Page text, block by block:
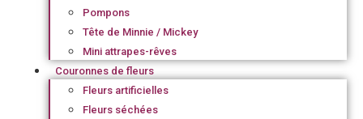
Pompons
Tête de Minnie / Mickey
Mini attrapes-rêves
Couronnes de fleurs
Fleurs artificielles
Fleurs séchées